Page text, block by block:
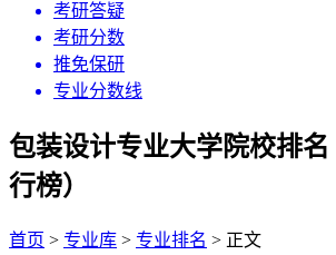
考研答疑
考研分数
推免保研
专业分数线
包装设计专业大学院校排名
行榜）
首页 > 专业库 > 专业排名 > 正文